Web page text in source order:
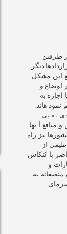
طرفین
دیگر
این مشکل
اوضاع و
اجازه به
هاند.
،« پی
منافع آ نها
نیز راه
از
با کنکاش
و
به